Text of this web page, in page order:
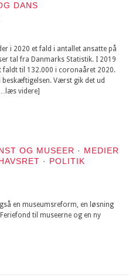
DANS
i 2020 et fald i antallet ansatte på
tal fra Danmarks Statistik. I 2019
faldt til 132.000 i coronaåret 2020.
Værst gik det ud
videre]
OG MUSEER · MEDIER
· POLITIK
en museumsreform, en løsning
til museerne og en ny